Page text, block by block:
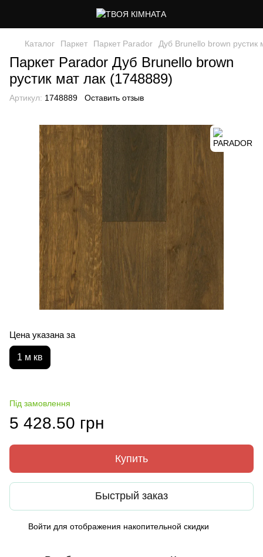
Каталог Паркет Паркет Parador Дуб Brunello brown рустик
Паркет Parador Дуб Brunello brown
рустик мат лак (1748889)
Артикул: 1748889 Оставить отзыв
Цена указана за
1 м кв
Під замовлення
5 428.50 грн
Купить
Быстрый заказ
Войти для отображения накопительной скидки